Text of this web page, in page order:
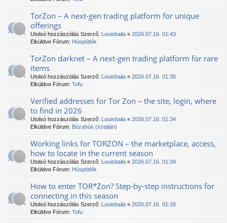
TorZon – A next-gen trading platform for unique
offerings
Utolsó hozzászólás Szerző: Louisbaila « 2026.07.16. 01:43
Elküldve Fórum: Húspótlók
TorZon darknet – A next-gen trading platform for rare
items
Utolsó hozzászólás Szerző: Louisbaila « 2026.07.16. 01:35
Elküldve Fórum: Tofu
Verified addresses for Tor Zon – the site, login, where
to find in 2026
Utolsó hozzászólás Szerző: Louisbaila « 2026.07.16. 01:34
Elküldve Fórum: Búzahús (szejtán)
Working links for ТОRZON – the marketplace, access,
how to locate in the current season
Utolsó hozzászólás Szerző: Louisbaila « 2026.07.16. 01:34
Elküldve Fórum: Húspótlók
How to enter TOR*Zon? Step-by-step instructions for
connecting in this season
Utolsó hozzászólás Szerző: Louisbaila « 2026.07.16. 01:26
Elküldve Fórum: Tofu